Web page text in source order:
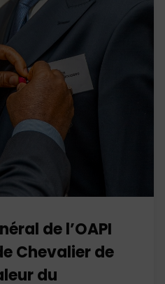
de l’OAPI
Chevalier de
du